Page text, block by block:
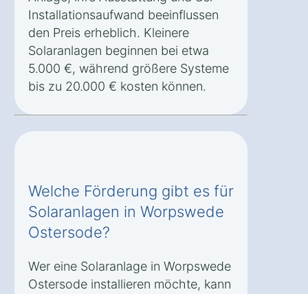
Installationsaufwand beeinflussen
den Preis erheblich. Kleinere
Solaranlagen beginnen bei etwa
5.000 €, während größere Systeme
bis zu 20.000 € kosten können.
Welche Förderung gibt es für
Solaranlagen in Worpswede
Ostersode?
Wer eine Solaranlage in Worpswede
Ostersode installieren möchte, kann